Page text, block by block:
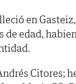
en
de edad,
Citores;